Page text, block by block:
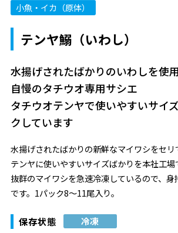
小魚・イカ（原体）
テンヤ鰯（いわし）
水揚げされたばかりのいわしを使
自慢のタチウオ専用サシエ
タチウオテンヤで使いやすいサイ
クしています
水揚げされたばかりの新鮮なマイワシをセ
テンヤに使いやすいサイズばかりを本社工
抜群のマイワシを急速冷凍しているので、
です。1パック8～11尾入り。
保存状態 冷凍